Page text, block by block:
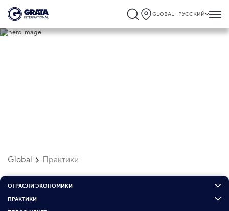
GLOBAL - РУССКИЙ
Global Практики
ОТРАСЛИ ЭКОНОМИКИ
ПРАКТИКИ